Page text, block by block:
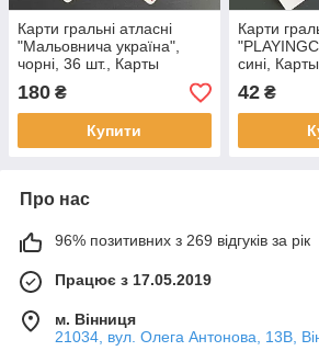
Карти гральні атласні
"Мальовнича україна",
чорні, 36 шт., Карты
игральные "Живописная
Украина"
180 ₴
Купити
Карти
сині,
42₴
Про нас
96% позитивних з 269 відгуків за рік
Працює з 17.05.2019
м. Вінниця
21034, вул. Олега Антонова, 13В,